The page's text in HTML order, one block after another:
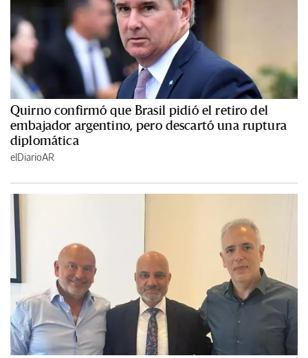
Quirno confirmó que Brasil pidió el retiro del
embajador argentino, pero descartó una ruptura
diplomática
elDiarioAR